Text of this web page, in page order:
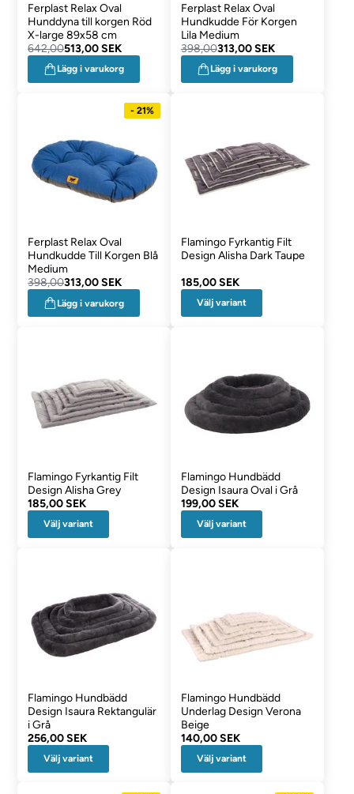
Ferplast Relax Oval
Hunddyna till korgen Röd
X-large 89x58 cm
642,00513,00 SEK
Lägg i varukorg
Ferplast Relax Oval
Hundkudde För Korgen
Lila Medium
398,00313,00 SEK
Lägg i varukorg
- 21%
Ferplast Relax Oval
Hundkudde Till Korgen Blå
Medium
398,00313,00 SEK
Lägg i varukorg
Flamingo Fyrkantig Filt
Design Alisha Dark Taupe
185,00 SEK
Välj variant
Flamingo Fyrkantig Filt
Design Alisha Grey
185,00 SEK
Välj variant
Flamingo Hundbädd
Design Isaura Oval i Grå
199,00 SEK
Välj variant
Flamingo Hundbädd
Design Isaura Rektangulär
i Grå
256,00 SEK
Välj variant
Flamingo Hundbädd
Underlag Design Verona
Beige
140,00 SEK
Välj variant